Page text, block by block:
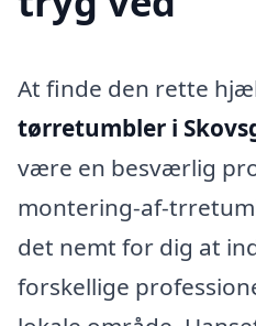
At finde den rette
tørretumbler i
være en besværlig
montering-af-
det nemt for dig at
forskellige